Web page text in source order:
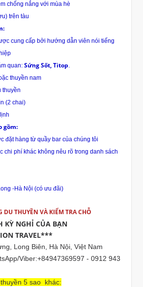
chống nắng với mùa hè
trên tàu
cung cấp bởi hướng dẫn viên nói tiếng
quan: Sứng Sốt, Titop
thuyền nam
thuyền
(2 chai)
gồm:
đặt hàng từ quầy bar của chúng tôi
chi phí khác không nêu rõ trong danh sách
-Hà Nội (có ưu đãi)
DU THUYỀN VÀ KIỂM TRA CHỖ
KỲ NGHỈ CỦA BẠN
TRAVEL***
Long Biên, Hà Nội, Việt Nam
Viber:+84947369597 - 0912 943
5 sao khác: